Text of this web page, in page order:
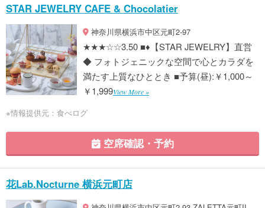
STAR JEWELRY CAFE & Chocolatier
神奈川県横浜市中区元町2-97
★★★☆☆3.50 ■♦【STAR JEWELRY】直営
◆ フォトジェニックな空間で心とカラダを
満たす上質なひととき ■予算(昼):￥1,000～
￥1,999View More »
※情報提供元：食べログ
空席確認・予約
花Lab.Nocturne 横浜元町店